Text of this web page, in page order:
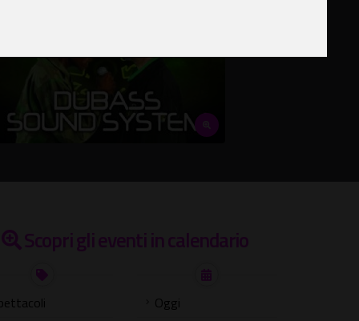
Scopri gli eventi in calendario
Oggi